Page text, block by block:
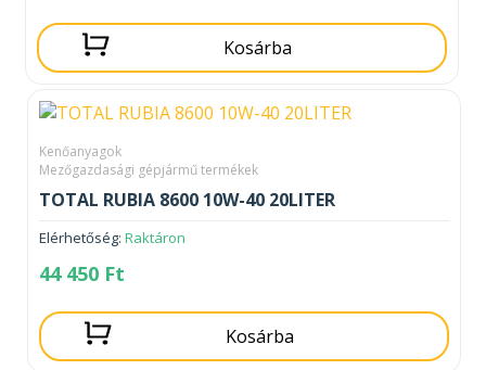
Kosárba
Kenőanyagok
Mezőgazdasági gépjármű termékek
TOTAL RUBIA 8600 10W-40 20LITER
Elérhetőség: Raktáron
44 450 Ft
Kosárba